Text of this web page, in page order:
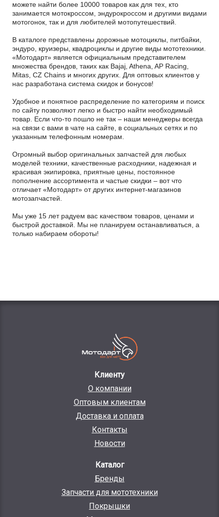
можете найти более 10000 товаров как для тех, кто
занимается мотокроссом, эндурокроссом и другими видами
мотогонок, так и для любителей мотопутешествий.
В каталоге представлены дорожные мотоциклы, питбайки,
эндуро, круизеры, квадроциклы и другие виды мототехники.
«Мотодарт» является официальным представителем
множества брендов, таких как Bajaj, Athena, AP Racing,
Mitas, CZ Chains и многих других. Для оптовых клиентов у
нас разработана система скидок и бонусов!
Удобное и понятное распределение по категориям и поиск
по сайту позволяют легко и быстро найти необходимый
товар. Если что-то пошло не так – наши менеджеры всегда
на связи с вами в чате на сайте, в социальных сетях и по
указанным телефонным номерам.
Огромный выбор оригинальных запчастей для любых
моделей техники, качественные расходники, надежная и
красивая экипировка, приятные цены, постоянное
пополнение ассортимента и частые скидки – вот что
отличает «Мотодарт» от других интернет-магазинов
мотозапчастей.
Мы уже 15 лет радуем вас качеством товаров, ценами и
быстрой доставкой. Мы не планируем останавливаться, а
только набираем обороты!
Клиенту
О компании
Оптовым клиентам
Доставка и оплата
Контакты
Новости
Каталог
Бренды
Запчасти для мототехники
Покрышки